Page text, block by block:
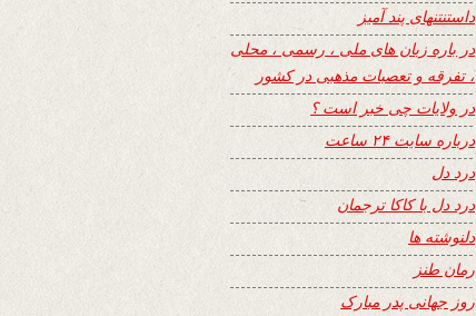
داستنتنهای پند آمیز
در باره زبان های ملی ، رسمی ، محلی
، تفرقه و تعصبات مذهبی در کشور
در ولایات چی خبر است ؟
درباره سایت ۲۴ ساعت
درد دل
درد دل با کاکا ترجمان
دلنوشته ها
رمان طنز
روز جهانی پدر مبارک